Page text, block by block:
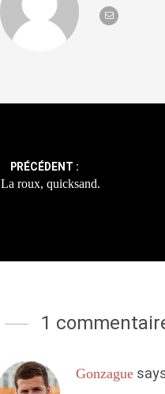
PRÉCÉDENT :
La roux, quicksand.
1
Gonzague